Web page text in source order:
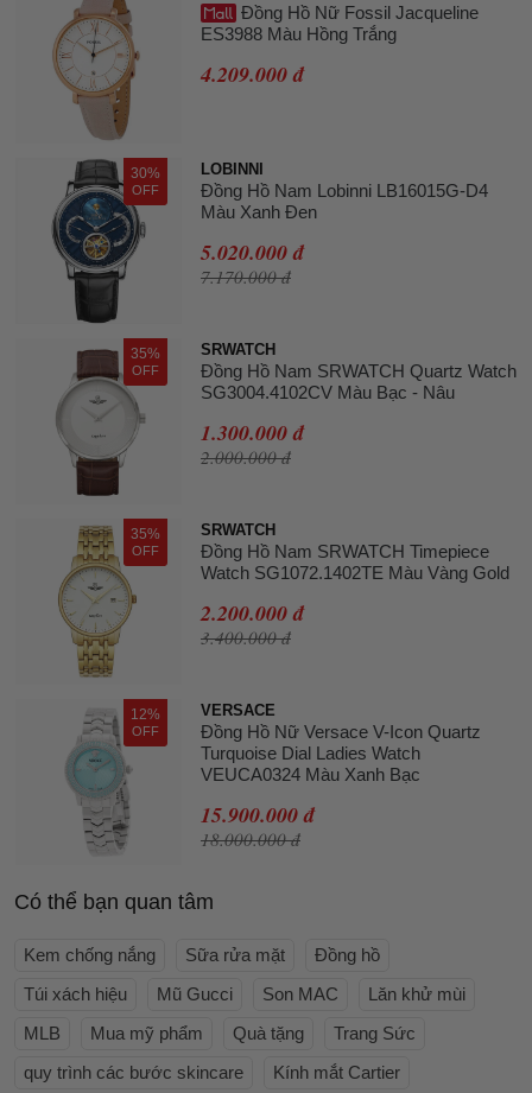
Đồng Hồ Nữ Fossil Jacqueline
ES3988 Màu Hồng Trắng
4.209.000 đ
30%
OFF
LOBINNI
Đồng Hồ Nam Lobinni LB16015G-D4
Màu Xanh Đen
5.020.000 đ
7.170.000 đ
35%
OFF
SRWATCH
Đồng Hồ Nam SRWATCH Quartz Watch
SG3004.4102CV Màu Bạc - Nâu
1.300.000 đ
2.000.000 đ
35%
OFF
SRWATCH
Đồng Hồ Nam SRWATCH Timepiece
Watch SG1072.1402TE Màu Vàng Gold
2.200.000 đ
3.400.000 đ
12%
OFF
VERSACE
Đồng Hồ Nữ Versace V-Icon Quartz
Turquoise Dial Ladies Watch
VEUCA0324 Màu Xanh Bạc
15.900.000 đ
18.000.000 đ
Có thể bạn quan tâm
Kem chống nắng Sữa rửa mặt
Đồng hồ
Túi xách hiệu
Mũ Gucci Son MAC
Lăn khử mùi
MLB
Mua mỹ phẩm Quà tặng
Trang Sức
quy trình các bước skincare
Kính mắt Cartier